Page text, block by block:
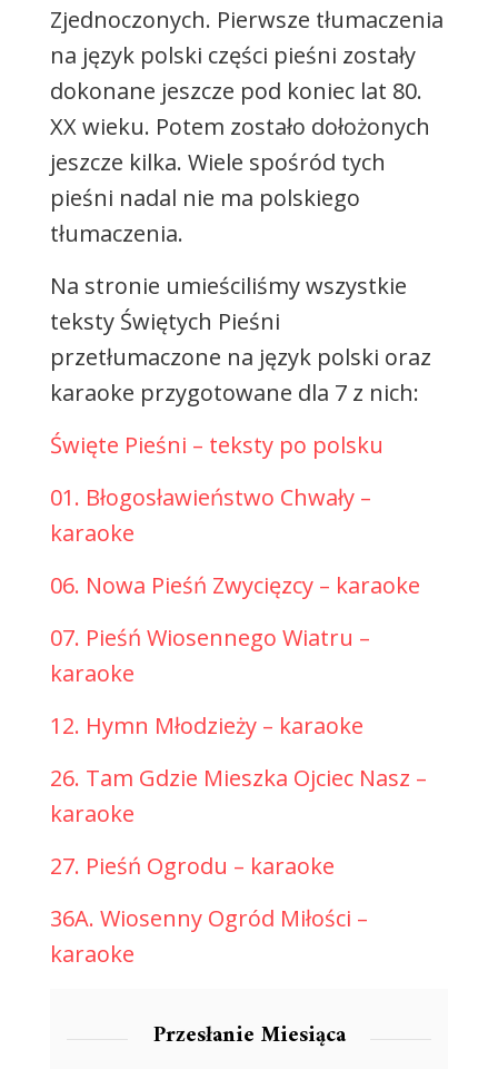
Zjednoczonych. Pierwsze tłumaczenia
na język polski części pieśni zostały
dokonane jeszcze pod koniec lat 80.
XX wieku. Potem zostało dołożonych
jeszcze kilka. Wiele spośród tych
pieśni nadal nie ma polskiego
tłumaczenia.
Na stronie umieściliśmy wszystkie
teksty Świętych Pieśni
przetłumaczone na język polski oraz
karaoke przygotowane dla 7 z nich:
Święte Pieśni – teksty po polsku
01. Błogosławieństwo Chwały –
karaoke
06. Nowa Pieśń Zwycięzcy – karaoke
07. Pieśń Wiosennego Wiatru –
karaoke
12. Hymn Młodzieży – karaoke
26. Tam Gdzie Mieszka Ojciec Nasz –
karaoke
27. Pieśń Ogrodu – karaoke
36A. Wiosenny Ogród Miłości –
karaoke
Przesłanie Miesiąca